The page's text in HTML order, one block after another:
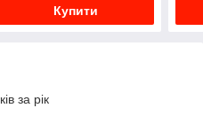
Купити
за рік